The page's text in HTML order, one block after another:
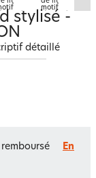
stylisé -
détaillé
En